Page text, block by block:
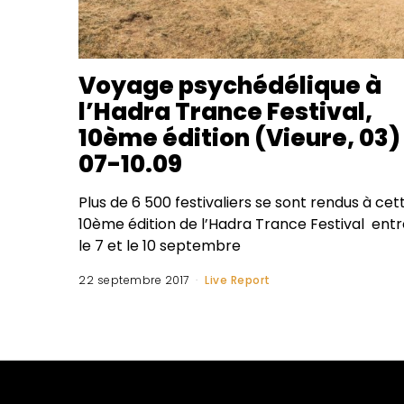
Voyage psychédélique à
l’Hadra Trance Festival,
10ème édition (Vieure, 03)
07-10.09
Plus de 6 500 festivaliers se sont rendus à
10ème édition de l’Hadra Trance Festival
le 7 et le 10 septembre
22 septembre 2017 Live Report